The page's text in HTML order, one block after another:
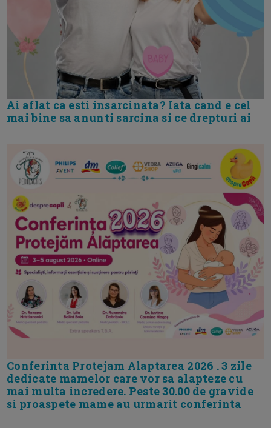
Ai aflat ca esti insarcinata? Iata cand e cel
mai bine sa anunti sarcina si ce drepturi ai
Conferinta Protejam Alaptarea 2026 . 3 zile
dedicate mamelor care vor sa alapteze cu
mai multa incredere. Peste 30.00 de gravide
si proaspete mame au urmarit conferinta